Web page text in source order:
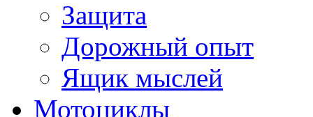
Защита
Дорожный опыт
Ящик мыслей
Мотоциклы